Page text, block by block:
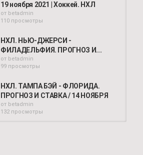
19 ноября 2021 | Хоккей. НХЛ
от betadmin
110 просмотры
НХЛ. НЬЮ-ДЖЕРСИ -
ФИЛАДЕЛЬФИЯ. ПРОГНОЗ И...
от betadmin
99 просмотры
НХЛ. ТАМПА БЭЙ - ФЛОРИДА.
ПРОГНОЗ И СТАВКА / 14 НОЯБРЯ
от betadmin
132 просмотры